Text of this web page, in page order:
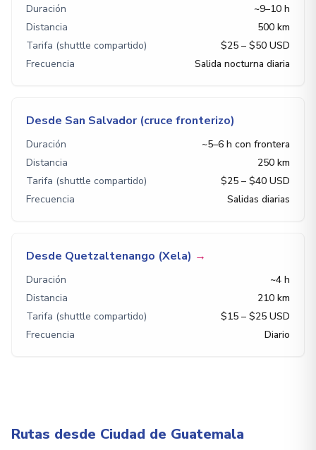
Duración
~9–10 h
Distancia
500 km
Tarifa (shuttle compartido)
$25 – $50 USD
Frecuencia
Salida nocturna diaria
Desde San Salvador (cruce fronterizo)
Duración
~5–6 h con frontera
Distancia
250 km
Tarifa (shuttle compartido)
$25 – $40 USD
Frecuencia
Salidas diarias
Desde Quetzaltenango (Xela) →
Duración
~4 h
Distancia
210 km
Tarifa (shuttle compartido)
$15 – $25 USD
Frecuencia
Diario
Rutas desde Ciudad de Guatemala